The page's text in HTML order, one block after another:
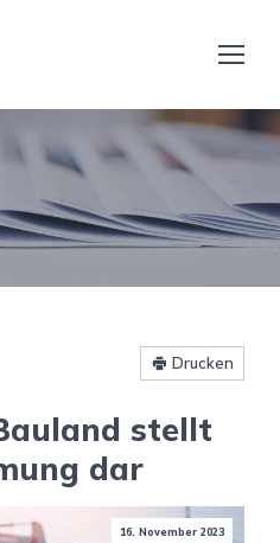
Drucken
stellt
dar
16. November 2023